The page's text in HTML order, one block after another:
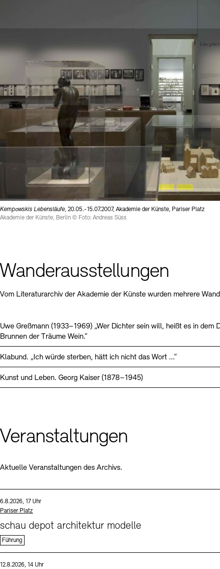
Kempowskis Lebensläufe, 20.05.-15.07.2007, Akademie der Künste, Pariser Platz
Akademie der Künste, Berlin © Foto: Andreas Süss
Wanderausstellungen
Vom Literaturarchiv der Akademie der Künste wurden mehrere
Uwe Greßmann (1933–1969) „Wer Dichter sein will, heißt es in dem
Brunnen der Träume Wein.“
Klabund. „Ich würde sterben, hätt ich nicht das Wort ...“
Kunst und Leben. Georg Kaiser (1878–1945)
Veranstaltungen
Aktuelle Veranstaltungen des Archivs.
Datum und Uhrzeit:
6.8.2026, 17 Uhr
Standort
Pariser Platz
schau depot architektur modelle
Führung
Datum und Uhrzeit:
12.8.2026, 14 Uhr